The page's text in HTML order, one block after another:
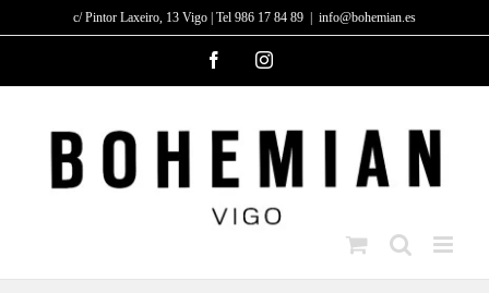
c/ Pintor Laxeiro, 13 Vigo | Tel 986 17 84 89 info@bohemian.es
FacebookInstagram